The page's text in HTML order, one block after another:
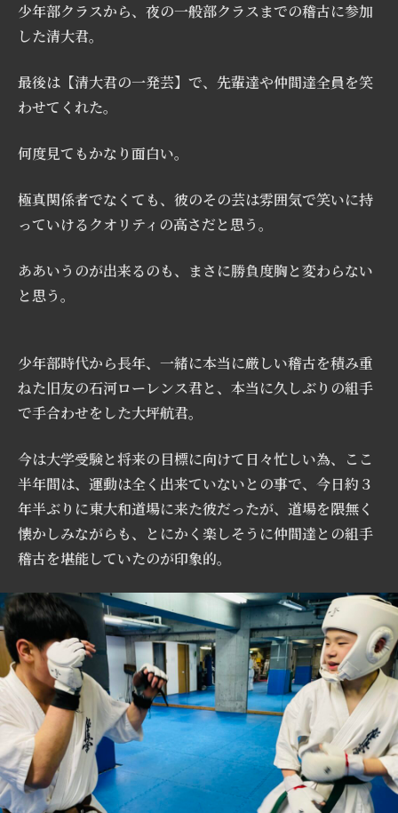
少年部クラスから、夜の一般部クラスまでの稽古に参加
した清大君。
最後は【清大君の一発芸】で、先輩達や仲間達全員を笑
わせてくれた。
何度見てもかなり面白い。
極真関係者でなくても、彼のその芸は雰囲気で笑いに持
っていけるクオリティの高さだと思う。
ああいうのが出来るのも、まさに勝負度胸と変わらない
と思う。
少年部時代から長年、一緒に本当に厳しい稽古を積み重
ねた旧友の石河ローレンス君と、本当に久しぶりの組手
で手合わせをした大坪航君。
今は大学受験と将来の目標に向けて日々忙しい為、ここ
半年間は、運動は全く出来ていないとの事で、今日約３
年半ぶりに東大和道場に来た彼だったが、道場を隈無く
懐かしみながらも、とにかく楽しそうに仲間達との組手
稽古を堪能していたのが印象的。